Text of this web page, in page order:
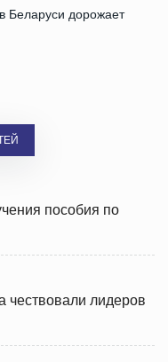
Беларуси дорожает
пособия по
чествовали лидеров